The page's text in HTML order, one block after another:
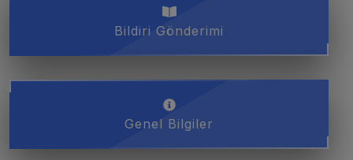
Bildiri Gönderimi
Genel Bilgiler